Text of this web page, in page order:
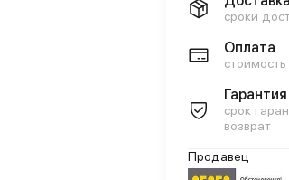
сроки
Оплата
Гарантия
срок
возврат
Продавец